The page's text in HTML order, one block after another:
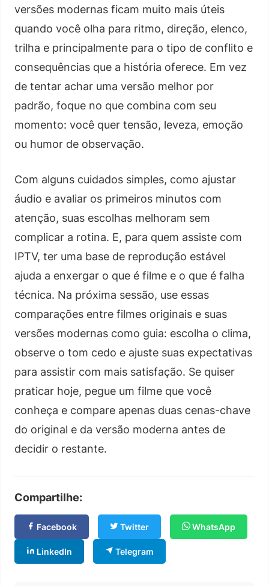
versões modernas ficam muito mais úteis
quando você olha para ritmo, direção, elenco,
trilha e principalmente para o tipo de conflito e
consequências que a história oferece. Em vez
de tentar achar uma versão melhor por
padrão, foque no que combina com seu
momento: você quer tensão, leveza, emoção
ou humor de observação.
Com alguns cuidados simples, como ajustar
áudio e avaliar os primeiros minutos com
atenção, suas escolhas melhoram sem
complicar a rotina. E, para quem assiste com
IPTV, ter uma base de reprodução estável
ajuda a enxergar o que é filme e o que é falha
técnica. Na próxima sessão, use essas
comparações entre filmes originais e suas
versões modernas como guia: escolha o clima,
observe o tom cedo e ajuste suas expectativas
para assistir com mais satisfação. Se quiser
praticar hoje, pegue um filme que você
conheça e compare apenas duas cenas-chave
do original e da versão moderna antes de
decidir o restante.
Compartilhe:
Facebook Twitter WhatsApp
LinkedIn Telegram